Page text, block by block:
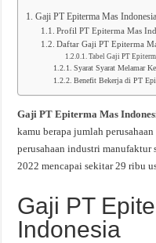
Gaji PT Epiterma Mas Indonesia
Profil PT Epiterma Mas
Daftar Gaji PT Epiterma
Tabel Gaji PT
Syarat Syarat Melamar
Benefit Bekerja di PT
Gaji PT Epiterma Mas
kamu berapa jumlah
perusahaan industri manufaktur
2022 mencapai sekitar 29 ribu
Gaji PT
Indonesia